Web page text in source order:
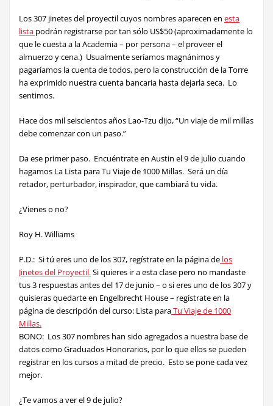
Los 307 jinetes del proyectilcuyos nombres aparecen en esta
lista podrán registrarse por tan sólo US$50 (aproximadamente lo
que le cuesta a la Academia – por persona – el proveer el
almuerzo y cena.) Usualmente seríamos magnánimos y
pagaríamos la cuenta de todos, pero la construcción de la Torre
ha exprimido nuestra cuenta bancaria hasta dejarla seca. Lo
sentimos.
Hace dos mil seiscientos años Lao-Tzu dijo, “Un viaje de mil millas
debe comenzar con un paso.”
Da ese primer paso. Encuéntrate en Austin el 9 de julio cuando
hagamos La Lista para Tu Viaje de 1000 Millas. Será un día
retador, perturbador, inspirador, que cambiará tu vida.
¿Vienes o no?
Roy H. Williams
P.D.: Si tú eres uno de los 307, regístrate en la página de los
Jinetes del Proyectil.Si quieres ir a esta clase pero no mandaste
tus 3 respuestas antes del 17 de junio – o si eres uno de los 307 y
quisieras quedarte en Engelbrecht House – regístrate en la
página de descripción del curso: Lista paraTu Viaje de 1000
Millas.
BONO: Los 307 nombres han sido agregados a nuestra base de
datos como Graduados Honorarios, por lo que ellos se pueden
registrar en los cursos a mitad de precio. Esto se pone cada vez
mejor.
¿Te vamos a ver el 9 de julio?